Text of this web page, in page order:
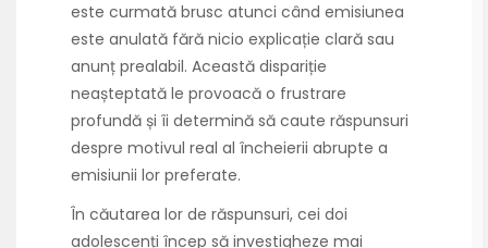
este curmată brusc atunci când emisiunea
este anulată fără nicio explicație clară sau
anunț prealabil. Această dispariție
neașteptată le provoacă o frustrare
profundă și îi determină să caute răspunsuri
despre motivul real al încheierii abrupte a
emisiunii lor preferate.
În căutarea lor de răspunsuri, cei doi
adolescenți încep să investigheze mai